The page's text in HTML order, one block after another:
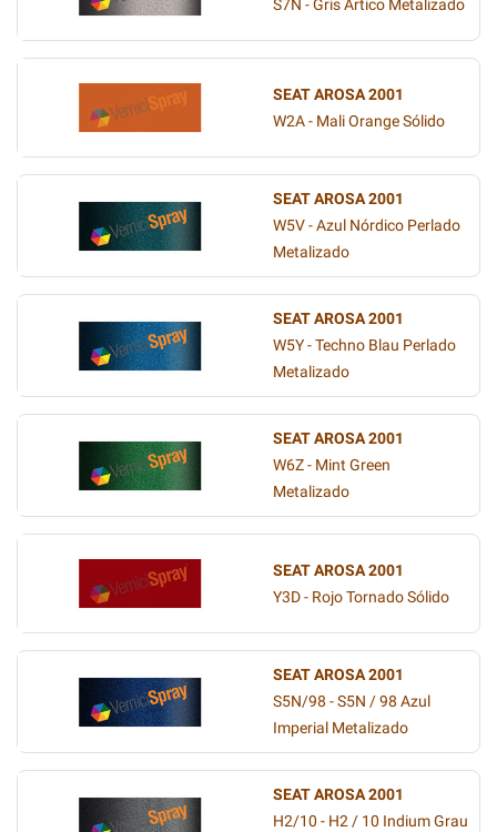
S7N - Gris Ártico Metalizado
SEAT AROSA 2001
W2A - Mali Orange Sólido
SEAT AROSA 2001
W5V - Azul Nórdico Perlado
Metalizado
SEAT AROSA 2001
W5Y - Techno Blau Perlado
Metalizado
SEAT AROSA 2001
W6Z - Mint Green
Metalizado
SEAT AROSA 2001
Y3D - Rojo Tornado Sólido
SEAT AROSA 2001
S5N/98 - S5N / 98 Azul
Imperial Metalizado
SEAT AROSA 2001
H2/10 - H2 / 10 Indium Grau